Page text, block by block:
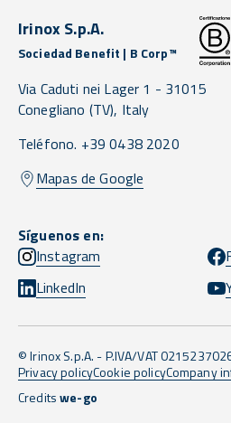
Irinox S.p.A.
Sociedad Benefit | B Corp™
Via Caduti nei Lager 1 - 31015
Conegliano (TV), Italy
Teléfono. +39 0438 2020
Mapas de Google
Síguenos en:
Instagram
LinkedIn
© Irinox S.p.A. - P.IVA/VAT
Privacy policyCookie policyCompany
Creditswe-go